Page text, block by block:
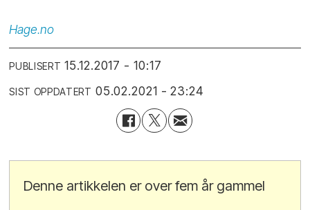
Hage.no
PUBLISERT 15.12.2017 - 10:17
SIST OPPDATERT 05.02.2021 - 23:24
Denne artikkelen er over fem år gammel